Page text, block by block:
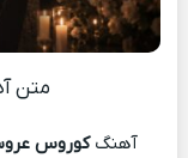
متن
آهنگکوروس